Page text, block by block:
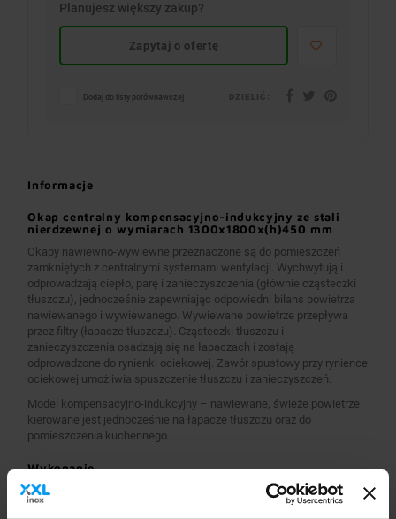
Planujesz większy zakup?
Zapytaj o ofertę
Dodaj do listy porównawczej
Informacje
Okap centralny kompensacyjno-indukcyjny ze stali
nierdzewnej o wymiarach 1300x1800x(h)450 mm
Okapy nawiewno-wywiewne przeznaczone są do pomieszczeń
zamkniętych z centralnymi systemami wentylacji. Wychwytują i
odprowadzają ciepło, parę i zanieczyszczenia (głównie cząsteczki
tłuszczu), jednocześnie zapewniając odpowiedni bilans powietrza
nawiewanego i wywiewanego. Wywiewane powietrze przepływa
przez filtry (łapacze tłuszczu). Cząsteczki tłuszczu i
zanieczyszczenia osadzają się na łapaczach i zostają
odprowadzone do rynienki ociekowej. Zawór spustowy przy rynience
ociekowej umożliwia spuszczenie tłuszczu i zanieczyszczeń.
Model kompensacyjno-indukcyjny – nawiewane, świeże powietrze
kierowane jest jednocześnie na łapacze tłuszczu oraz do
pomieszczenia kuchennego
Wykonanie
Okapy wykonane są z wysokogatunkowej stali nierdzewnej.